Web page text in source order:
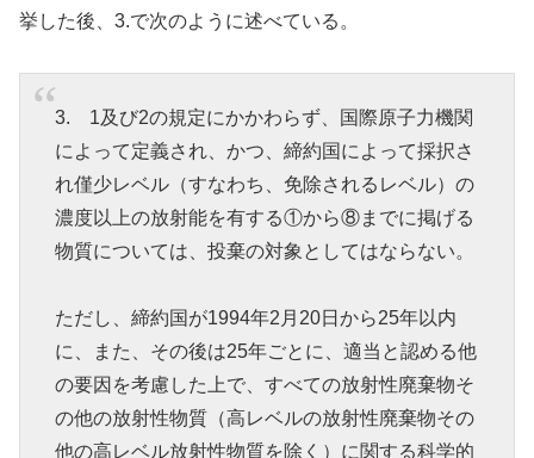
挙した後、3.で次のように述べている。
3. 1及び2の規定にかかわらず、国際原子力機関
によって定義され、かつ、締約国によって採択さ
れ僅少レベル（すなわち、免除されるレベル）の
濃度以上の放射能を有する①から⑧までに掲げる
物質については、投棄の対象としてはならない。
ただし、締約国が1994年2月20日から25年以内
に、また、その後は25年ごとに、適当と認める他
の要因を考慮した上で、すべての放射性廃棄物そ
の他の放射性物質（高レベルの放射性廃棄物その
他の高レベル放射性物質を除く）に関する科学的